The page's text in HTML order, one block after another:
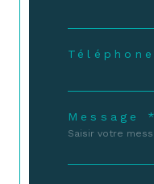
Message *